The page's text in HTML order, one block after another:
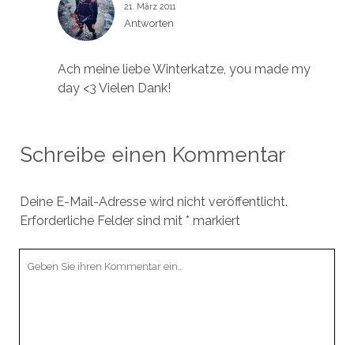
21. März 2011
Antworten
Ach meine liebe Winterkatze, you made my
day <3 Vielen Dank!
Schreibe einen Kommentar
Deine E-Mail-Adresse wird nicht veröffentlicht.
Erforderliche Felder sind mit * markiert